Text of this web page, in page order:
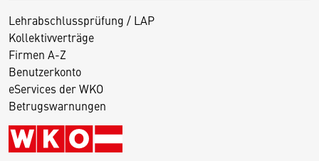
Lehrabschlussprüfung / LAP
Kollektivverträge
Firmen A-Z
Benutzerkonto
eServices der WKO
Betrugswarnungen